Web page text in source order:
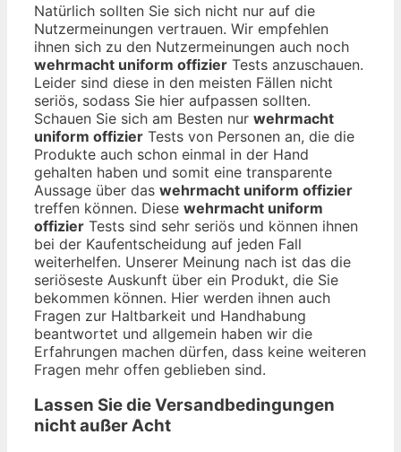
Natürlich sollten Sie sich nicht nur auf die
Nutzermeinungen vertrauen. Wir empfehlen
ihnen sich zu den Nutzermeinungen auch noch
wehrmacht uniform offizier Tests anzuschauen.
Leider sind diese in den meisten Fällen nicht
seriös, sodass Sie hier aufpassen sollten.
Schauen Sie sich am Besten nur wehrmacht
uniform offizier Tests von Personen an, die die
Produkte auch schon einmal in der Hand
gehalten haben und somit eine transparente
Aussage über das wehrmacht uniform offizier
treffen können. Diese wehrmacht uniform
offizier Tests sind sehr seriös und können ihnen
bei der Kaufentscheidung auf jeden Fall
weiterhelfen. Unserer Meinung nach ist das die
seriöseste Auskunft über ein Produkt, die Sie
bekommen können. Hier werden ihnen auch
Fragen zur Haltbarkeit und Handhabung
beantwortet und allgemein haben wir die
Erfahrungen machen dürfen, dass keine weiteren
Fragen mehr offen geblieben sind.
Lassen Sie die Versandbedingungen
nicht außer Acht